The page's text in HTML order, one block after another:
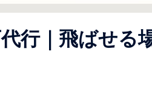
行｜飛ばせる